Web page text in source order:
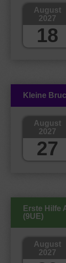
August
2027
18
Kleine
August
2027
27
Erste Hilfe
(9UE)
August
2027